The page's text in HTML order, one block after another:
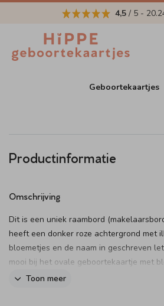
4,5 / 5 -
Geboortekaartjes
Productinformatie
Omschrijving
Dit is een uniek raambord
heeft een donker roze achtergrond met
bloemetjes en de naam in geschreven
mooi bij het ovale geboortekaartje met
Dit product maakt onderdeel uit van
Toon meer